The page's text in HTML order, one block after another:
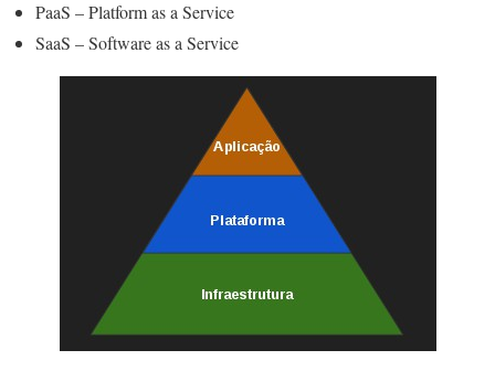
PaaS – Platform as a Service
SaaS – Software as a Service